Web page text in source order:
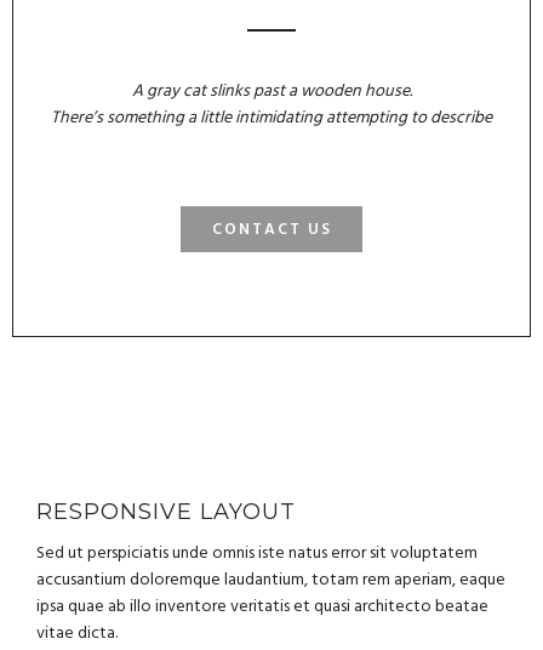
A gray cat slinks past a wooden house.
There’s something a little intimidating attempting to describe
CONTACT US
RESPONSIVE LAYOUT
Sed ut perspiciatis unde omnis iste natus error sit voluptatem
accusantium doloremque laudantium, totam rem aperiam, eaque
ipsa quae ab illo inventore veritatis et quasi architecto beatae
vitae dicta.